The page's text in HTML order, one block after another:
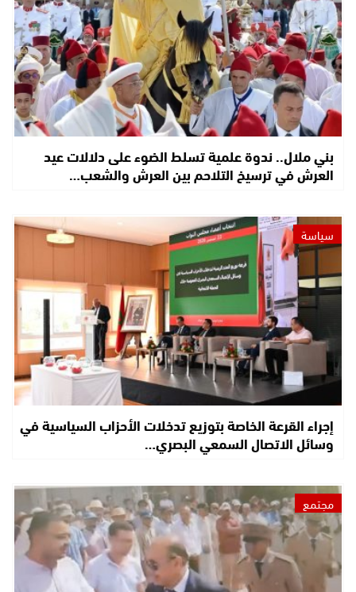
بني ملال.. ندوة علمية تسلط الضوء على دلالات عيد
العرش في ترسيخ التلاحم بين العرش والشعب…
سياسة
إجراء القرعة الخاصة بتوزيع تدخلات الأحزاب السياسية في
وسائل الاتصال السمعي البصري…
مجتمع